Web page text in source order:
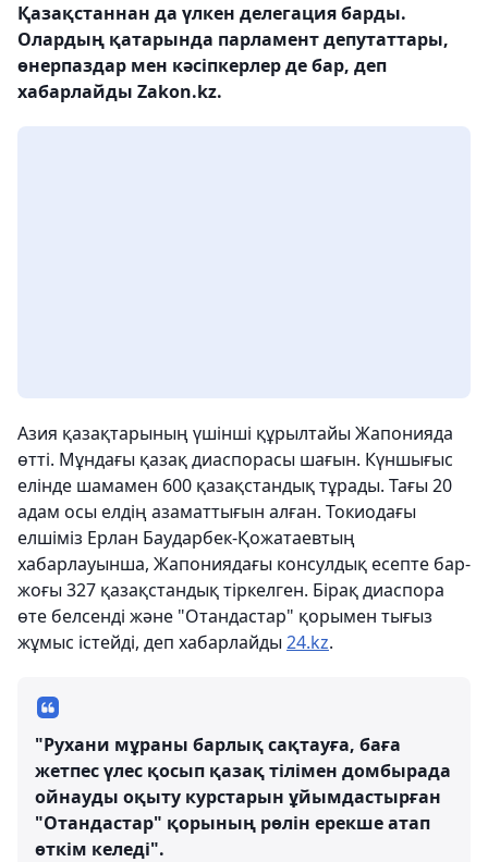
Қазақстаннан да үлкен делегация барды.
Олардың қатарында парламент депутаттары,
өнерпаздар мен кәсіпкерлер де бар, деп
хабарлайды Zakon.kz.
Азия қазақтарының үшінші құрылтайы Жапонияда
өтті. Мұндағы қазақ диаспорасы шағын. Күншығыс
елінде шамамен 600 қазақстандық тұрады. Тағы 20
адам осы елдің азаматтығын алған. Токиодағы
елшіміз Ерлан Баударбек-Қожатаевтың
хабарлауынша, Жапониядағы консулдық есепте бар-
жоғы 327 қазақстандық тіркелген. Бірақ диаспора
өте белсенді және "Отандастар" қорымен тығыз
жұмыс істейді, деп хабарлайды 24.kz.
"Рухани мұраны барлық сақтауға, баға
жетпес үлес қосып қазақ тілімен домбырада
ойнауды оқыту курстарын ұйымдастырған
"Отандастар" қорының рөлін ерекше атап
өткім келеді".